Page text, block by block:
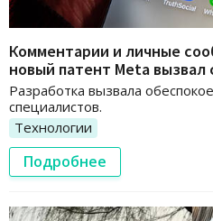
Комментарии и личные
новый патент Meta вызвал
Разработка вызвала
специалистов.
Технологии
Подробнее